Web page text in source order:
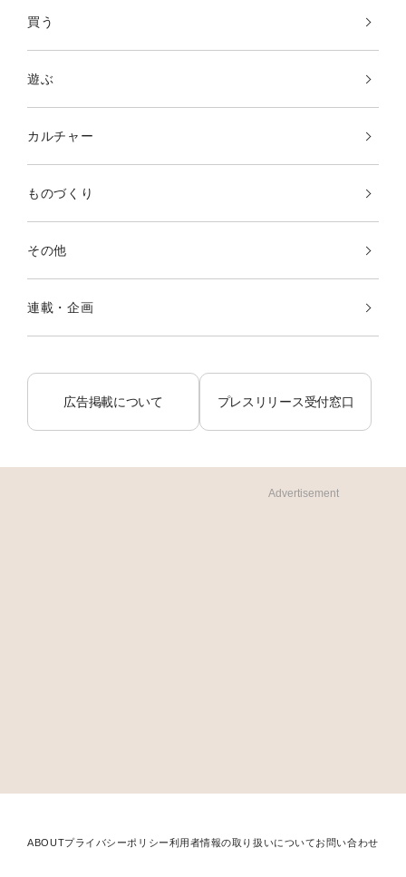
買う
遊ぶ
カルチャー
ものづくり
その他
連載・企画
広告掲載について プレスリリース受付窓口
Advertisement
ABOUTプライバシーポリシー利用者情報の取り扱いについてお問い合わせ